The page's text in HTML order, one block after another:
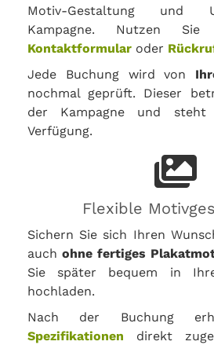
Motiv-Gestaltung und
Kampagne. Nutzen
Kontaktformular oder
Jede Buchung wird von
nochmal geprüft. Dieser
der Kampagne und
Verfügung.
Flexible
Sichern Sie sich Ihren
auch ohne fertiges
Sie später bequem in
hochladen.
Nach der Buchung
Spezifikationen direkt